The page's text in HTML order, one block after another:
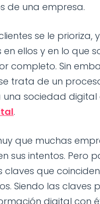
de una empresa.
se le prioriza,
ellos y en lo que
completo. Sin
trata de un
sociedad digital
.
que muchas
sus intentos. Pero
claves que
Siendo las claves
digital con